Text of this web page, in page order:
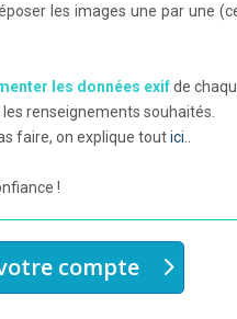
les images une par une
les données exifde
renseignements souhaités.
faire, on explique toutici..
!
compte